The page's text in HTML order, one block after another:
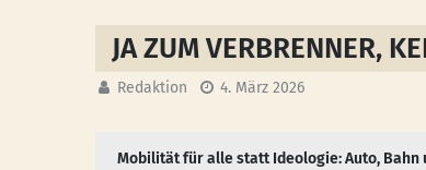
JA ZUM VERBRENNER,
Redaktion 4. März 2026
Mobilität für alle statt Ideologie: Auto,